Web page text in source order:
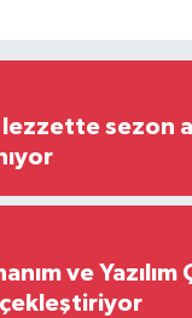
sezon
ve